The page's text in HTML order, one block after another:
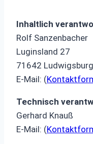
Inhaltlich
Rolf Sanzenbacher
Luginsland 27
71642 Ludwigsburg
E-Mail: (
Technisch
Gerhard Knauß
E-Mail: (